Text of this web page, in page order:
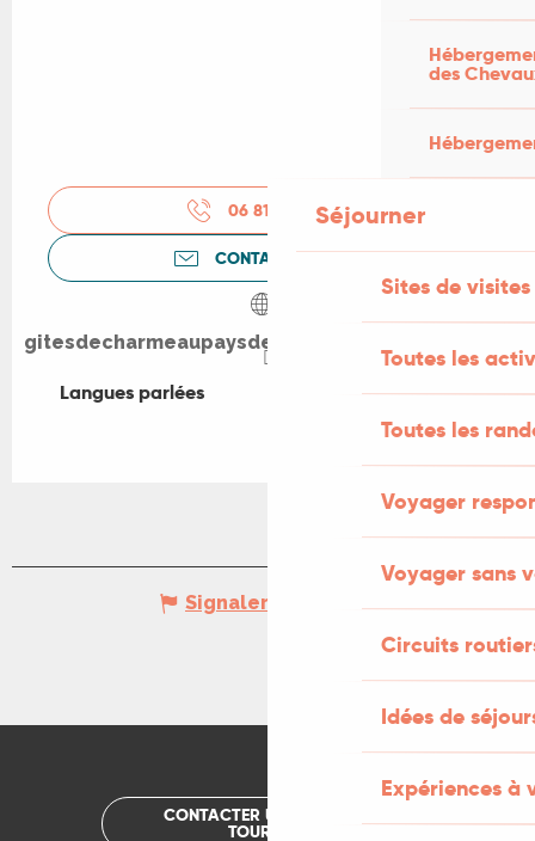
des
Séjourner
Sites de visites
Toutes les
Toutes les
Voyager
Voyager sans
Circuits
Idées de
Expériences à
06 81 13 50▒▒
CONTACTEZ-NOUS
gitesdecharmeaupaysdepadirac.ellohaweb.com
Langues parlées
Langues parlées
Signaler une erreur
CONTACTER UN OFFICE DE
TOURISME